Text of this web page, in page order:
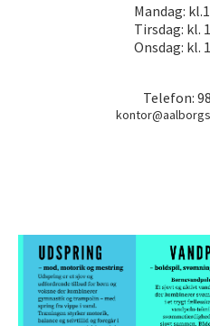
Mandag:
Tirsdag: kl.
Onsdag: kl.
Telefon: